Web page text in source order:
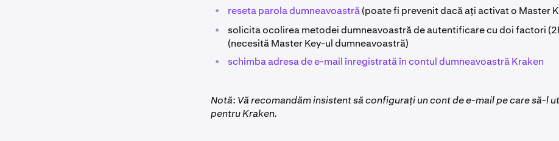
• reseta parola dumneavoastră(poate fi prevenit dacă ați activat o Master
•
solicita ocolirea metodei dumneavoastră de autentificare cu doi factori
(necesită Master Key-ul dumneavoastră)
• schimba adresa de e-mail înregistrată în contul dumneavoastră Kraken
Notă: Vă recomandăm insistent să configurați un cont de e-mail pe care să-l
pentru Kraken.